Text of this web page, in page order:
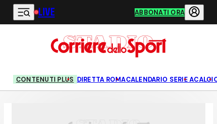
Vai al contenuto principale
LIVE ABBONATI ORA
CONTENUTI PLUS DIRETTA ROMACALENDARIO SERIE A